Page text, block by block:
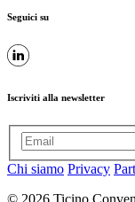
Seguici su
Iscriviti alla newsletter
Chi siamo Privacy
© 2026 Ticino